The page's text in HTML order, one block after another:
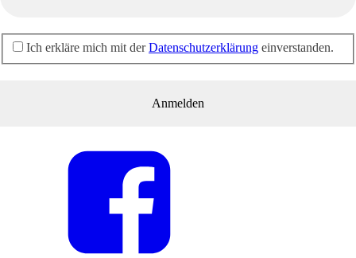
Ich erkläre mich mit derDatenschutzerklärung einverstanden.